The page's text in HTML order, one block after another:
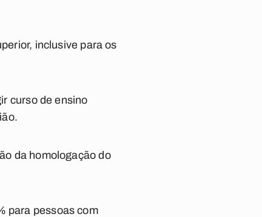
inclusive para os
curso de ensino
da homologação do
para pessoas com